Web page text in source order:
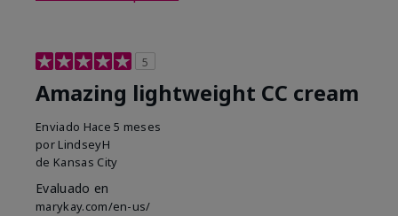
5
Amazing lightweight CC cream
Enviado Hace 5 meses
por LindseyH
de Kansas City
Evaluado en
marykay.com/en-us/